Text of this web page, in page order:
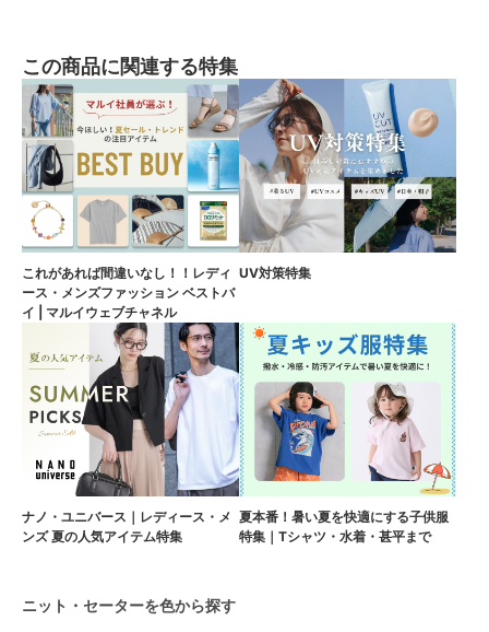
この商品に関連する特集
これがあれば間違いなし！！レディ
ース・メンズファッション ベストバ
イ | マルイウェブチャネル
UV対策特集
ナノ・ユニバース｜レディース・メ
ンズ 夏の人気アイテム特集
夏本番！暑い夏を快適にする子供服
特集｜Tシャツ・水着・甚平まで
ニット・セーターを色から探す